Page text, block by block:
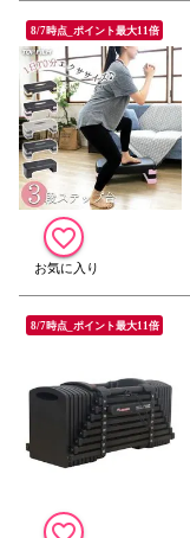
8/7時点_ポイント最大11倍
8/7時点_ポイント最大11倍